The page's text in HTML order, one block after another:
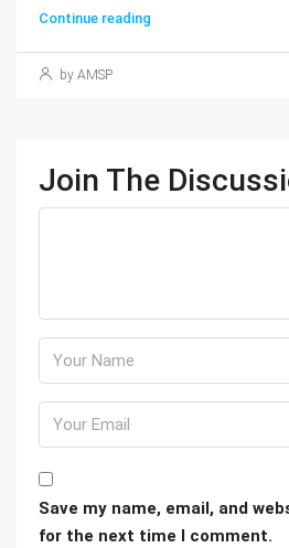
Continue reading
by AMSP
Join The
Save my name, email, and
for the next time I comment.